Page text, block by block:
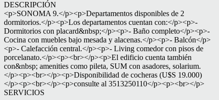
DESCRIPCIÓN
<p>SONOMA 9.</p><p>Departamentos disponibles de 2
dormitorios.</p><p>Los departamentos cuentan con:</p><p>-
Dormitorios con placard&nbsp;</p><p>- Baño completo</p><p>-
Cocina con muebles bajo mesada y alacenas.</p><p>- Balcón</p>
<p>- Calefacción central.</p><p>- Living comedor con pisos de
porcelanato.</p><p><br></p><p>El edificio cuenta también
con&nbsp; amenities como pileta, SUM con asadores, solarium.
</p><p><br></p><p>Disponibilidad de cocheras (U$S 19.000)
</p><p><br></p><p>consulte al 3513250110</p><p><br></p>
SERVICIOS